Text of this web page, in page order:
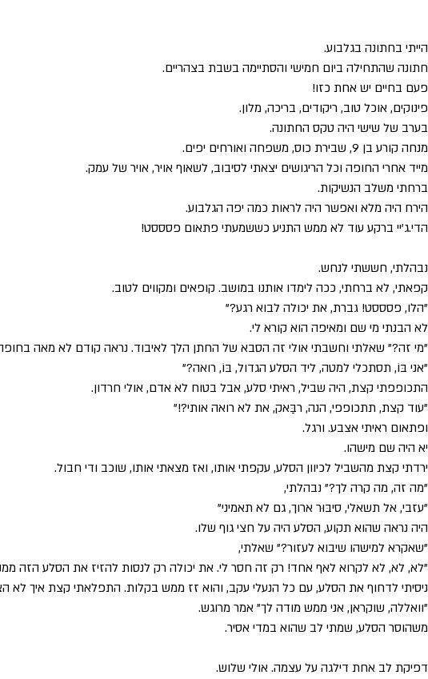
הייתי בחתונה בגלבוע.
חתונה שהתחילה ביום חמישי והסתיימה בשבת בצהריים.
פעם בחיים יש אחת כזו!
פינוקים, אוכל טוב, ריקודים, בריכה, מלון.
בערב של שישי היה טקס החתונה.
מנחה קורע בן 9, שבירת כוס, משפחה ואורחים יפים.
מייד אחרי החופה וכל הריגושים יצאתי לסיבוב, לשאוף אויר, אויר של עמק.
ברחתי משלב הנשיקות.
הירח היה מלא ואפשר היה לראות כמה יפה הגלבוע.
הדי.ג'יי ברקע עוד לא ממש התניע כששמעתי פתאום פסססט!
נבהלתי, חששתי לנחש.
קפאתי, לא ברחתי, ככה לימדו אותנו במושב. קופאים ומקווים לטוב.
"הלו, פסססט! גברת, את יכולה לבוא רגע?"
לא הבנתי מי שם ומאיפה הוא קורא לי.
"מי זה?" שאלתי וחשבתי אולי זה הסבא של החתן הלך לאיבוד. נראה קודם לא מאה
"אני בּוֹ, תסתכלי למטה, ליד הסלע הגדול, בּוֹ, רואה?"
התכופפתי קצת, היה שביל, ראיתי סלע, אבל בטוח לא אדם, אולי חרדון.
"עוד קצת, תתכופפי, הנה, רבַּאק, את לא רואה אותי?!"
ופתאום ראיתי אצבע. ורגל.
יא היה שם מישהו.
ירדתי קצת מהשביל לכיוון הסלע, עקפתי אותו, ואז מצאתי אותו, שוכב ודי חבול.
"מה זה, מה קרה לך?" נבהלתי,
"עזבי, אל תשאלי, סיבּוּר ארוך, גם לא תאמיני"
היה נראה שהוא תקוע, הסלע היה על חצי גוף שלו.
"שאקרא למישהו שיבוא לעזור?" שאלתי,
"לא, לא, לא לקרוא לאף אחד! רק זה חסר לי. את יכולה רק לנסות להזיז את הסלע הזה
ניסיתי לדחוף את הסלע, עם כל הנעלי עקב, והוא זז ממש בקלות. התפלאתי קצת איך לא
"וואללה, שוקראן, אני ממש מודה לך" אמר מרוגש.
משהוסר הסלע, שמתי לב שהוא במדי אסיר.
דפיקת לב אחת דילגה על עצמה. אולי שלוש.